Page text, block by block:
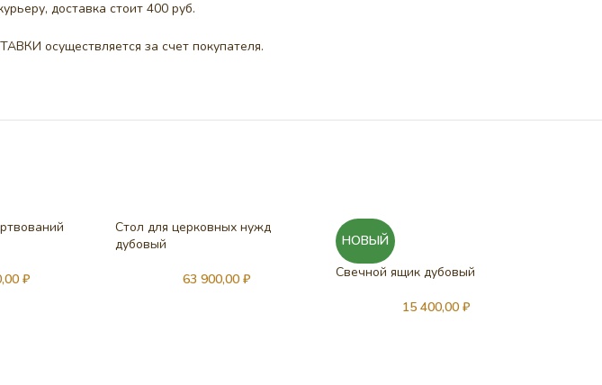
доставка стоит 400 руб.
осуществляется за счет покупателя.
₽
Стол для церковных нужд
дубовый
63 900,00 ₽
НОВЫЙ
Свечной ящик дубовый
15 400,00₽